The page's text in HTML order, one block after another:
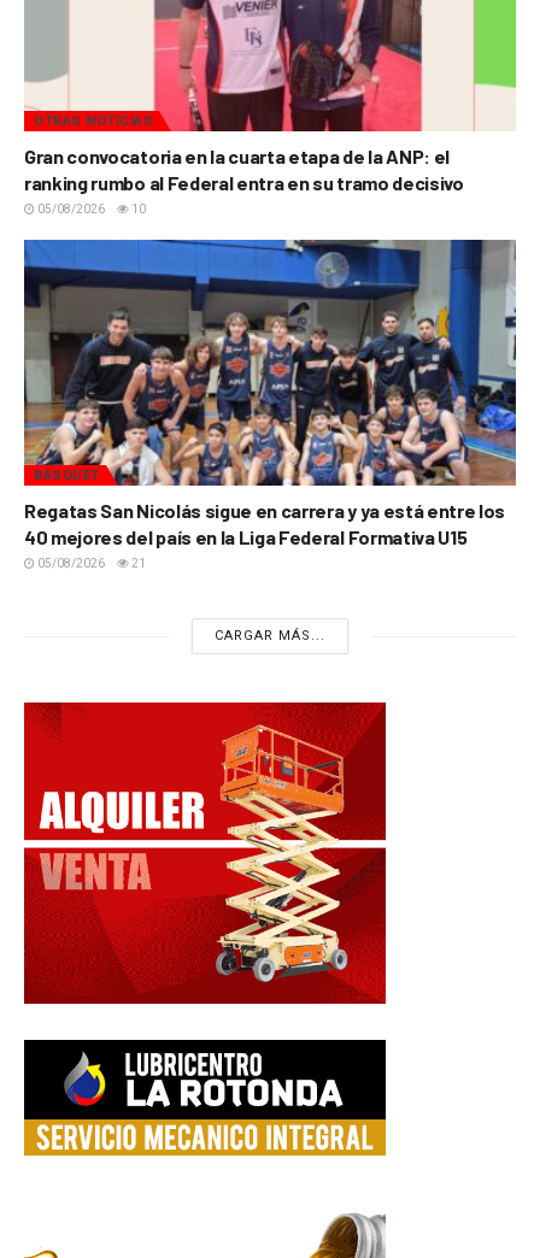
OTRAS NOTICIAS
Gran convocatoria en la cuarta etapa de la ANP: el
ranking rumbo al Federal entra en su tramo decisivo
05/08/2026 10
BÁSQUET
Regatas San Nicolás sigue en carrera y ya está entre los
40 mejores del país en la Liga Federal Formativa U15
05/08/2026 21
CARGAR MÁS...